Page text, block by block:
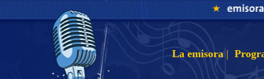
La emisora |